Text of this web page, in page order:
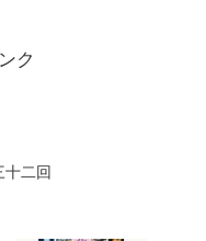
ク
十二回